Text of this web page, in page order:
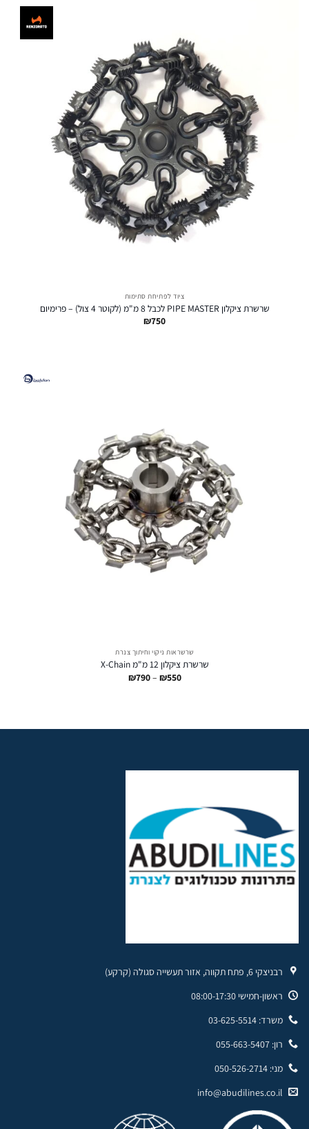
ציוד לפתיחת סתימות
שרשרת ציקלון PIPE MASTER לכבל 8 מ"מ (לקוטר 4 צול) – פרימיום
₪750
שרשראות ניקוי וחיתוך צנרת
שרשרת ציקלון 12 מ"מ X-Chain
₪550
–
₪790 טווח
רבניצקי 6, פתח תקווה, אזור תעשייה סגולה (קרקע)
ראשון-חמישי 08:00-17:30
משרד: 03-625-5514
רון: 055-663-5407
מני: 050-526-2714
info@abudilines.co.il